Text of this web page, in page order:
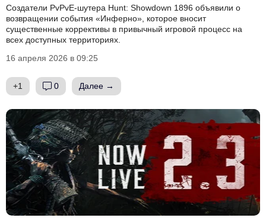
Создатели PvPvE-шутера Hunt: Showdown 1896 объявили о
возвращении события «Инферно», которое вносит
существенные коррективы в привычный игровой процесс на
всех доступных территориях.
16 апреля 2026 в 09:25
+1 0 Далее →